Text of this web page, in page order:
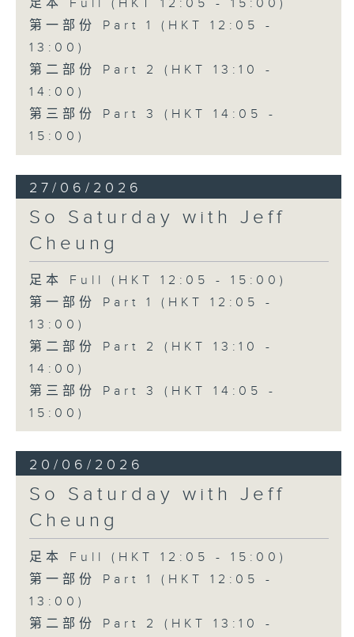
足本 Full (HKT 12:05 - 15:00)
第一部份 Part 1 (HKT 12:05 -
13:00)
第二部份 Part 2 (HKT 13:10 -
14:00)
第三部份 Part 3 (HKT 14:05 -
15:00)
27/06/2026
So Saturday with Jeff
Cheung
足本 Full (HKT 12:05 - 15:00)
第一部份 Part 1 (HKT 12:05 -
13:00)
第二部份 Part 2 (HKT 13:10 -
14:00)
第三部份 Part 3 (HKT 14:05 -
15:00)
20/06/2026
So Saturday with Jeff
Cheung
足本 Full (HKT 12:05 - 15:00)
第一部份 Part 1 (HKT 12:05 -
13:00)
第二部份 Part 2 (HKT 13:10 -